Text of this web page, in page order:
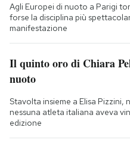
Agli Europei di nuoto a Parigi
forse la disciplina più
manifestazione
Il quinto oro di Chiara
nuoto
Stavolta insieme a Elisa Pizzini,
nessuna atleta italiana aveva
edizione